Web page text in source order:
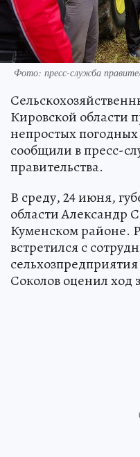
Фото: пресс-служба
Кировской области
непростых
сообщили в пресс-
правительства.
В среду, 24 июня,
области Александр
Куменском районе.
встретился с
Соколов оценил ход